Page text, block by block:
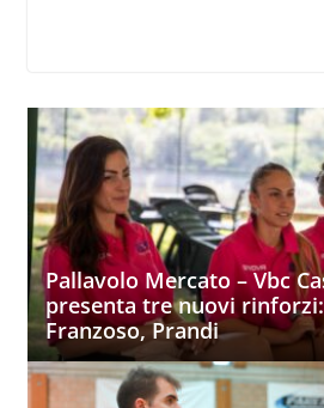
Pallavolo Mercato – Vbc
presenta tre nuovi
Franzoso, Prandi